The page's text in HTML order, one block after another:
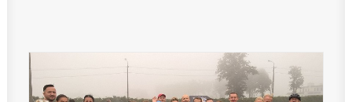
Internetowy sekretariat